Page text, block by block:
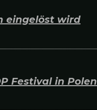
eingelöst wird
Festival in Polen